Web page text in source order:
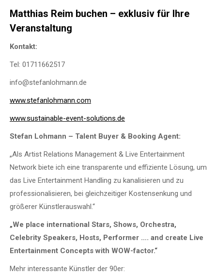
Matthias Reim buchen – exklusiv für Ihre
Veranstaltung
Kontakt:
Tel: 01711662517
info@stefanlohmann.de
www.stefanlohmann.com
www.sustainable-event-solutions.de
Stefan Lohmann – Talent Buyer & Booking Agent:
„Als Artist Relations Management & Live Entertainment
Network biete ich eine transparente und effiziente Lösung, um
das Live Entertainment Handling zu kanalisieren und zu
professionalisieren, bei gleichzeitiger Kostensenkung und
größerer Künstlerauswahl.“
„We place international Stars, Shows, Orchestra,
Celebrity Speakers, Hosts, Performer …. and create Live
Entertainment Concepts with WOW-factor.“
Mehr interessante Künstler der 90er: